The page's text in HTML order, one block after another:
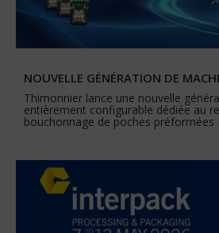
NOUVELLE GÉNÉRATION DE
Thimonnier lance une nouvelle
entièrement configurable dédiée au
bouchonnage de poches préformées